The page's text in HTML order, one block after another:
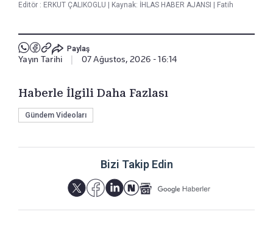
Editör : ERKUT ÇALIKOGLU Kaynak: İHLAS HABER AJANSI Fatih
Paylaş
Yayın Tarihi 07 Ağustos, 2026 - 16:14
Haberle İlgili Daha Fazlası
Gündem Videoları
Bizi Takip Edin